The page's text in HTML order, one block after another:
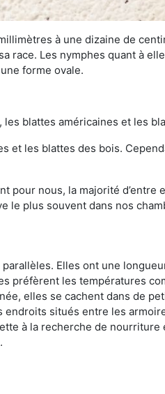
à une dizaine de
race. Les nymphes quant à
forme ovale.
blattes américaines et les
et les blattes des bois.
pour nous, la majorité
le plus souvent dans nos
Elles ont une
préfèrent les températures
elles se cachent dans de
situés entre les
à la recherche de nourriture